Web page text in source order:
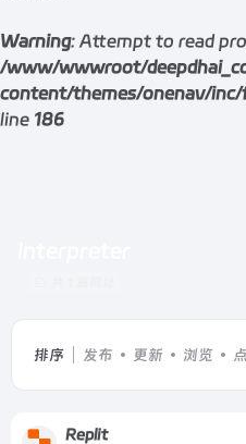
Warning: Attempt to read
/www/wwwroot/
content/themes/onenav/
line 186
排序 发布 更新 浏览
Replit